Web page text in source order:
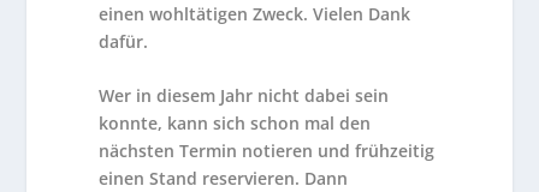
einen wohltätigen Zweck. Vielen Dank
dafür.
Wer in diesem Jahr nicht dabei sein
konnte, kann sich schon mal den
nächsten Termin notieren und frühzeitig
einen Stand reservieren. Dann